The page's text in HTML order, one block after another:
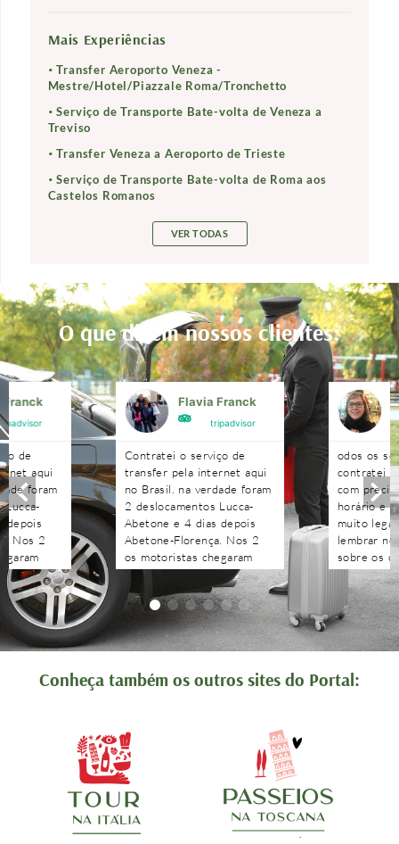
Mais Experiências
Transfer Aeroporto Veneza -
Mestre/Hotel/Piazzale Roma/Tronchetto
Serviço de Transporte Bate-volta de Veneza a
Treviso
Transfer Veneza a Aeroporto de Trieste
Serviço de Transporte Bate-volta de Roma aos
Castelos Romanos
VER TODAS
O que dizem nossos clientes:
Franck
de
aqui
foram
Lucca-
depois
Nos 2
Flavia Franck
tripadvisor
Contratei o serviço de
transfer pela internet aqui
no Brasil. na verdade foram
2 deslocamentos Lucca-
Abetone e 4 dias depois
Abetone-Florença. Nos 2
os motoristas chegaram
antes do horário
combinado, nos aguardaram
e foram muito atenciosos.
Ótimo trabalho. Podem
contratar sem medo!!!!
odos os
contratei
com
horário e
muito
lembrar
sobre os
agendados
às
recebidas
Conheça também os outros sites do Portal: